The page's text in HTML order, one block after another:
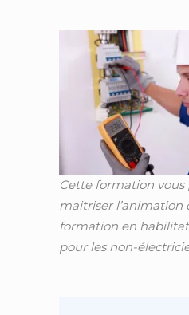
Cette formation
maitriser l’animation
formation en
pour les non-